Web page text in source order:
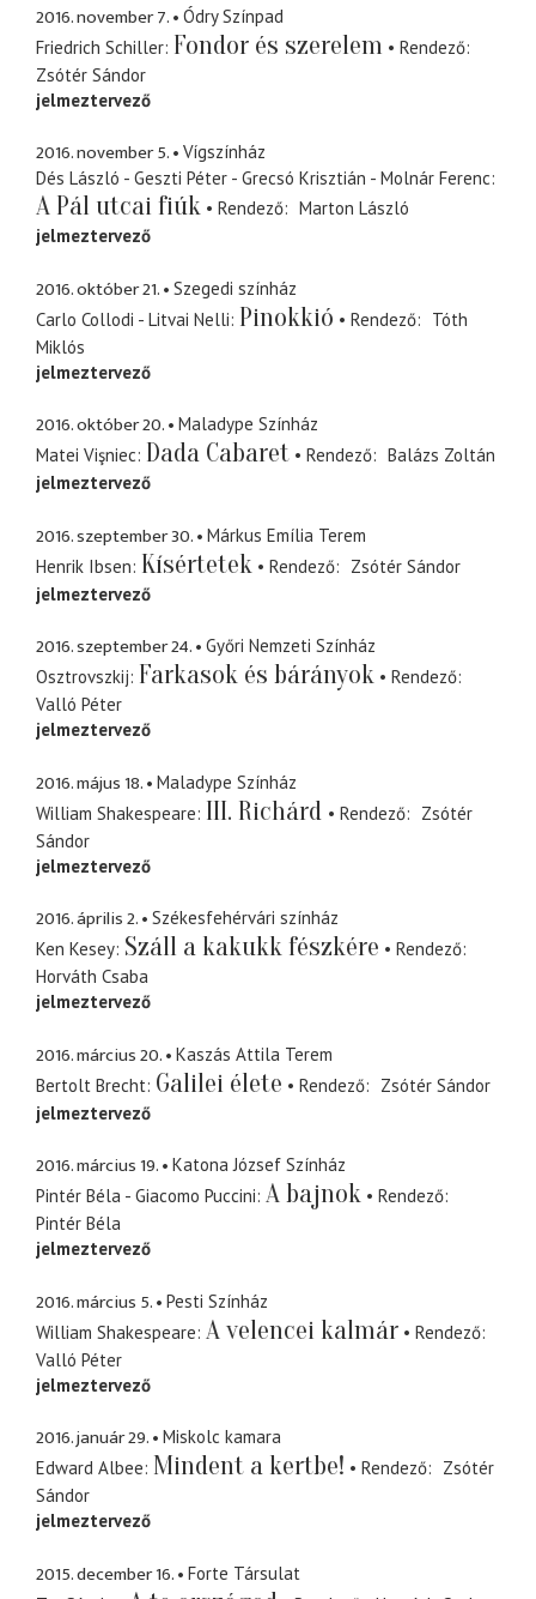
2016. november 7.
Ódry Színpad
Friedrich Schiller Fondor és szerelem
Rendező
Zsótér Sándor
jelmeztervező
2016. november 5.
Vígszínház
Dés László - Geszti Péter - Grecsó Krisztián - Molnár Ferenc
A Pál utcai fiúk Rendező
Marton László
jelmeztervező
2016. október 21.
Szegedi színház
Carlo Collodi - Litvai Nelli Pinokkió Rendező
Tóth
Miklós
jelmeztervező
2016. október 20.
Maladype Színház
Matei Vişniec Dada Cabaret Rendező
Balázs Zoltán
jelmeztervező
2016. szeptember 30.
Márkus Emília Terem
Henrik Ibsen Kísértetek Rendező
Zsótér Sándor
jelmeztervező
2016. szeptember 24.
Győri Nemzeti Színház
Osztrovszkij Farkasok és bárányok
Rendező
Valló Péter
jelmeztervező
2016. május 18.
Maladype Színház
William Shakespeare III. Richárd Rendező
Zsótér
Sándor
jelmeztervező
2016. április 2.
Székesfehérvári színház
Ken Kesey Száll a kakukk fészkére
Rendező
Horváth Csaba
jelmeztervező
2016. március 20.
Kaszás Attila Terem
Bertolt Brecht Galilei élete Rendező
Zsótér Sándor
jelmeztervező
2016. március 19.
Katona József Színház
Pintér Béla - Giacomo Puccini A bajnok
Rendező
Pintér Béla
jelmeztervező
2016. március 5.
Pesti Színház
William Shakespeare A velencei kalmár
Rendező
Valló Péter
jelmeztervező
2016. január 29.
Miskolc kamara
Edward Albee Mindent a kertbe! Rendező
Zsótér
Sándor
jelmeztervező
2015. december 16.
Forte Társulat